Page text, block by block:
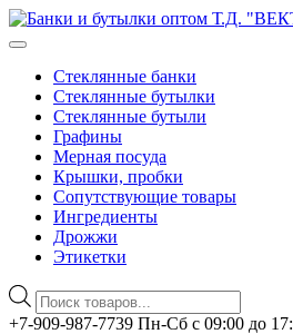
Стеклянные банки
Стеклянные бутылки
Стеклянные бутыли
Графины
Мерная посуда
Крышки, пробки
Сопутствующие товары
Ингредиенты
Дрожжи
Этикетки
Поиск
товаров
Перейти
+7-909-987-7739 Пн-Сб с 09:00 до